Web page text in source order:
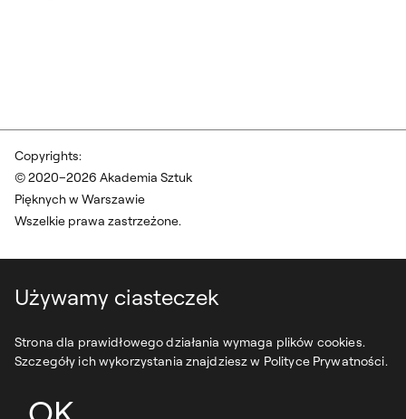
Używamy ciasteczek
Strona dla prawidłowego działania wymaga plików cookies.
Szczegóły ich wykorzystania znajdziesz w Polityce Prywatności.
Copyrights:
© 2020–2026 Akademia Sztuk
Pięknych w Warszawie
Wszelkie prawa zastrzeżone.